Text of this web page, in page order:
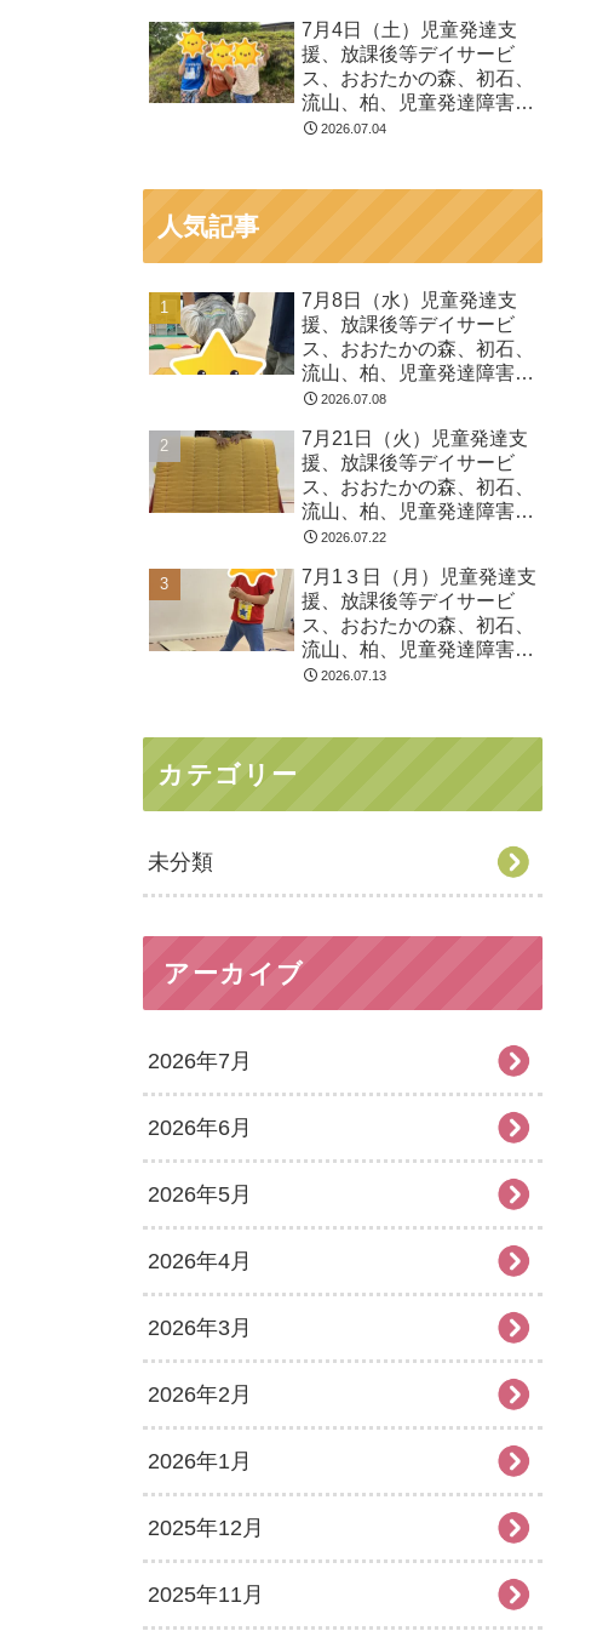
る 発達障害 放デイ 自
閉症 ADHD アスペルガ
ー症候
7月4日（土）児童発達支
援、放課後等デイサービ
ス、おおたかの森、初石、
流山、柏、児童発達障害
運動療育 柳沢運動プログ
2026.07.04
人気記事
7月8日（水）児童発達支
援、放課後等デイサービ
ス、おおたかの森、初石、
流山、柏、児童発達障害
運動療育 柳沢運動プログ
る 発達障害 放デイ 自
閉症 ADHD アスペルガ
ー症候
2026.07.08
7月21日（火）児童発達支
援、放課後等デイサービ
ス、おおたかの森、初石、
流山、柏、児童発達障害
運動療育 柳沢運動プログ
る 発達障害 放デイ 自
閉症 ADHD アスペルガ
ー症候
2026.07.22
7月1３日（月）児童発達支
援、放課後等デイサービ
ス、おおたかの森、初石、
流山、柏、児童発達障害
運動療育 柳沢運動プログ
2026.07.13
カテゴリー
未分類
アーカイブ
2026年7月
2026年6月
2026年5月
2026年4月
2026年3月
2026年2月
2026年1月
2025年12月
2025年11月